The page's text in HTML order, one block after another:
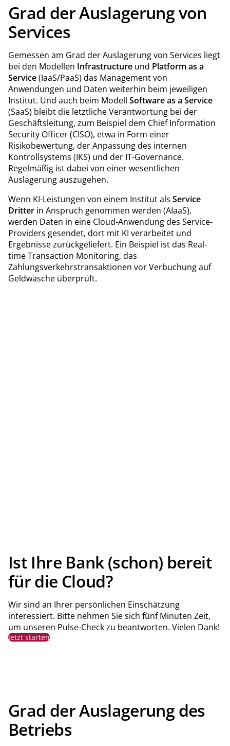
Grad der Auslagerung von
Services
Gemessen am Grad der Auslagerung von Services liegt
bei den Modellen Infrastructure und Platform as a
Service(IaaS/PaaS) das Management von
Anwendungen und Daten weiterhin beim jeweiligen
Institut. Und auch beim Modell Software as a Service
(SaaS) bleibt die letztliche Verantwortung bei der
Geschäftsleitung, zum Beispiel dem Chief Information
Security Officer (CISO), etwa in Form einer
Risikobewertung, der Anpassung des internen
Kontrollsystems (IKS) und der IT-Governance.
Regelmäßig ist dabei von einer wesentlichen
Auslagerung auszugehen.
Wenn KI-Leistungen von einem Institut als Service
Dritter in Anspruch genommen werden (AIaaS),
werden Daten in eine Cloud-Anwendung des Service-
Providers gesendet, dort mit KI verarbeitet und
Ergebnisse zurückgeliefert. Ein Beispiel ist das Real-
time Transaction Monitoring, das
Zahlungsverkehrstransaktionen vor Verbuchung auf
Geldwäsche überprüft.
Ist Ihre Bank (schon) bereit
für die Cloud?
Wir sind an Ihrer persönlichen Einschätzung
interessiert. Bitte nehmen Sie sich fünf Minuten Zeit,
um unseren Pulse-Check zu beantworten. Vielen Dank!
Jetzt starten
Grad der Auslagerung des
Betriebs